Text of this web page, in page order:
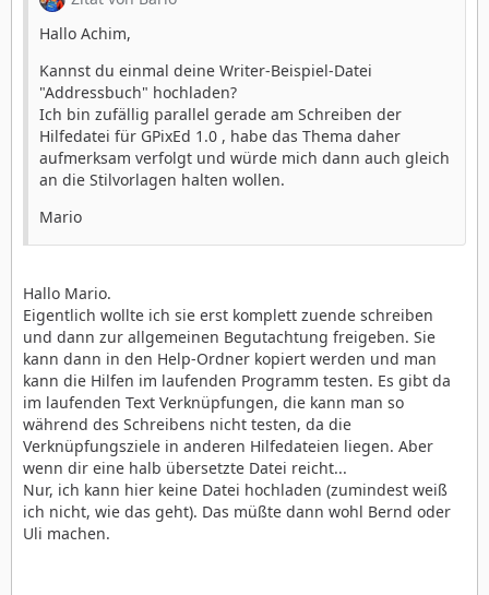
Hallo Achim,
Kannst du einmal deine Writer-Beispiel-Datei
"Addressbuch" hochladen?
Ich bin zufällig parallel gerade am Schreiben der
Hilfedatei für GPixEd 1.0 , habe das Thema daher
aufmerksam verfolgt und würde mich dann auch gleich
an die Stilvorlagen halten wollen.
Mario
Hallo Mario.
Eigentlich wollte ich sie erst komplett zuende schreiben
und dann zur allgemeinen Begutachtung freigeben. Sie
kann dann in den Help-Ordner kopiert werden und man
kann die Hilfen im laufenden Programm testen. Es gibt da
im laufenden Text Verknüpfungen, die kann man so
während des Schreibens nicht testen, da die
Verknüpfungsziele in anderen Hilfedateien liegen. Aber
wenn dir eine halb übersetzte Datei reicht...
Nur, ich kann hier keine Datei hochladen (zumindest weiß
ich nicht, wie das geht). Das müßte dann wohl Bernd oder
Uli machen.